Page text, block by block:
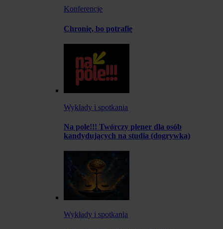
Konferencje
Chronię, bo potrafię
Wykłady i spotkania
Na pole!!! Twórczy plener dla osób
kandydujących na studia (dogrywka)
Wykłady i spotkania